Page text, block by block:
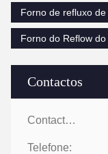
Contactos
Contactos:
Telefone:
Forno de refluxo de
Forno do Reflow